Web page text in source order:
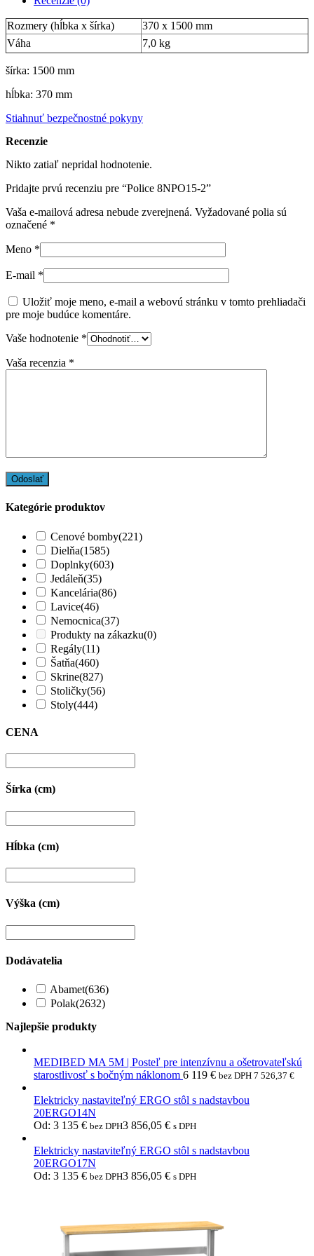
Rozmery (hĺbka x šírka)
370 x 1500 mm
Váha
7,0 kg
šírka: 1500 mm
hĺbka: 370 mm
Stiahnuť bezpečnostné pokyny
Recenzie
Nikto zatiaľ nepridal hodnotenie.
Pridajte prvú recenziu pre “Police 8NPO15-2”
Vaša e-mailová adresa nebude zverejnená. Vyžadované polia sú
označené *
Meno *
E-mail *
Uložiť moje meno, e-mail a webovú stránku v tomto prehliadači
pre moje budúce komentáre.
Vaše hodnotenie *
Vaša recenzia *
Kategórie produktov
Cenové bomby(221)
Dielňa(1585)
Doplnky(603)
Jedáleň(35)
Kancelária(86)
Lavice(46)
Nemocnica(37)
Produkty na zákazku(0)
Regály(11)
Šatňa(460)
Skrine(827)
Stoličky(56)
Stoly(444)
CENA
Šírka (cm)
Hĺbka (cm)
Výška (cm)
Dodávatelia
Abamet(636)
Polak(2632)
Najlepšie produkty
MEDIBED MA 5M | Posteľ pre intenzívnu a ošetrovateľskú
starostlivosť s bočným náklonom 6 119 € bez DPH 7 526,37 €
Elektricky nastaviteľný ERGO stôl s nadstavbou
20ERGO14N
Od: 3 135 € bez DPH3 856,05 € s DPH
Elektricky nastaviteľný ERGO stôl s nadstavbou
20ERGO17N
Od: 3 135 € bez DPH3 856,05 € s DPH